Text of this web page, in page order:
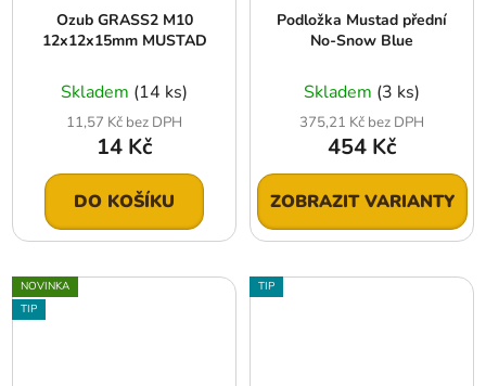
Ozub GRASS2 M10
12x12x15mm MUSTAD
Skladem (14 ks)
11,57 Kč bez DPH
14 Kč
DO KOŠÍKU
Podložka Mustad přední
No-Snow Blue
Skladem (3 ks)
375,21 Kč bez DPH
454 Kč
ZOBRAZIT VARIANTY
NOVINKA
TIP
TIP